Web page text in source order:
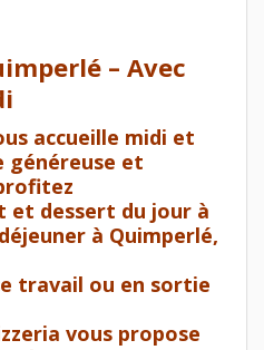
– Avec
accueille midi et
généreuse et
et dessert du jour à
à Quimperlé,
travail ou en sortie
vous propose